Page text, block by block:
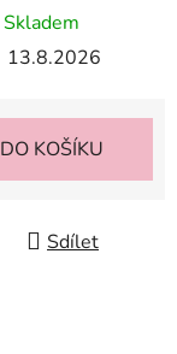
Skladem
13.8.2026
DO KOŠÍKU
Sdílet